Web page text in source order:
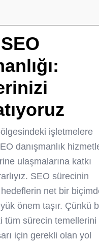
işletmelere
danışmanlık
ulaşmalarına katkı
SEO sürecinin
hedeflerin net bir
önem taşır. Çünkü
tüm sürecin temellerini
için gerekli olan yol